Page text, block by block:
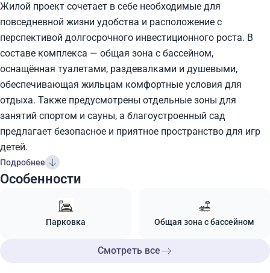
Жилой проект сочетает в себе необходимые для
повседневной жизни удобства и расположение с
перспективой долгосрочного инвестиционного роста. В
составе комплекса — общая зона с бассейном,
оснащённая туалетами, раздевалками и душевыми,
обеспечивающая жильцам комфортные условия для
отдыха. Также предусмотрены отдельные зоны для
занятий спортом и сауны, а благоустроенный сад
предлагает безопасное и приятное пространство для игр
детей.
Подробнее
Особенности
Парковка Общая зона с бассейном
Смотреть все